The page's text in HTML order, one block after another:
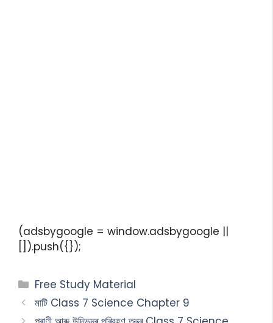
(adsbygoogle = window.adsbygoogle ||
[]).push({});
Free Study Material
মাটি Class 7 Science Chapter 9